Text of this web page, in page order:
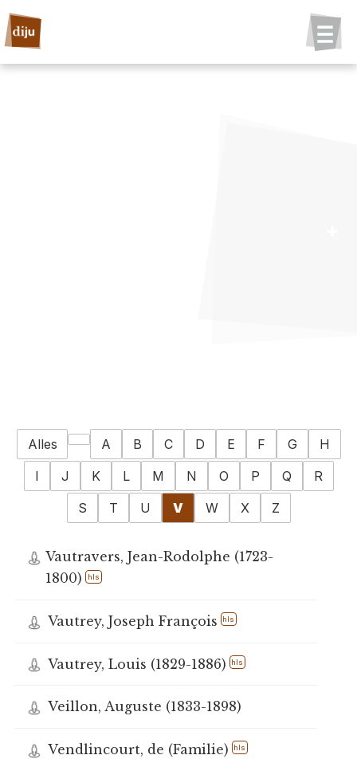
Alles A B C D E F G
H
I
J K L M N O P Q
R
S
T U V W X Z
Vautravers, Jean-Rodolphe (1723-
1800)
hls
Vautrey, Joseph François hls
Vautrey, Louis (1829-1886) hls
Veillon, Auguste (1833-1898)
Vendlincourt, de (Familie) hls